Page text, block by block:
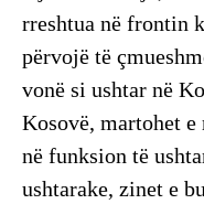
rreshtua në frontin
përvojë të
vonë si ushtar në
Kosovë, martohet
në funksion të
ushtarake, zinet e